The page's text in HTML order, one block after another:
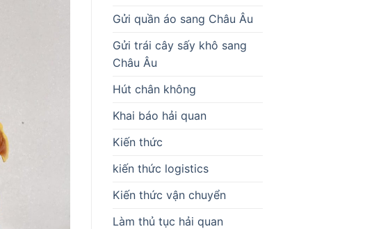
Gửi quần áo sang Châu Âu
Gửi trái cây sấy khô sang
Châu Âu
Hút chân không
Khai báo hải quan
Kiến thức
kiến thức logistics
Kiến thức vận chuyển
Làm thủ tục hải quan